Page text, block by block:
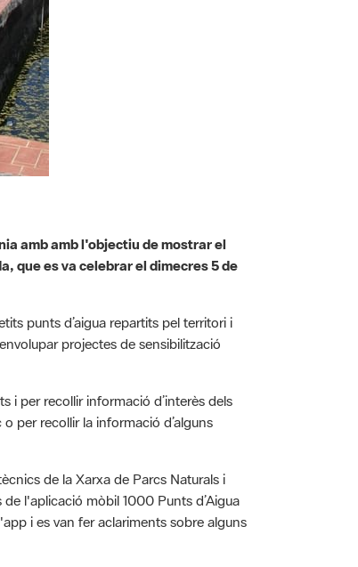
amb amb l'objectiu de mostrar el
es va celebrar el dimecres 5 de
punts d’aigua repartits pel territori i
projectes de sensibilització
i per recollir informació d’interès dels
per recollir la informació d’alguns
de la Xarxa de Parcs Naturals i
l'aplicació mòbil 1000 Punts d’Aigua
i es van fer aclariments sobre alguns
de manera compatible amb les